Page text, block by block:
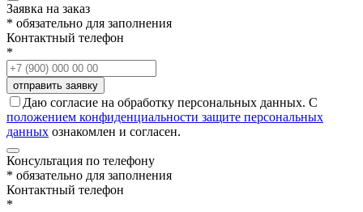
Заявка на заказ
* обязательно для заполнения
Контактный телефон
*
Даю согласие на обработку персональных данных. С
положением конфиденциальности защите персональных
данных ознакомлен и согласен.
Консультация по телефону
* обязательно для заполнения
Контактный телефон
*